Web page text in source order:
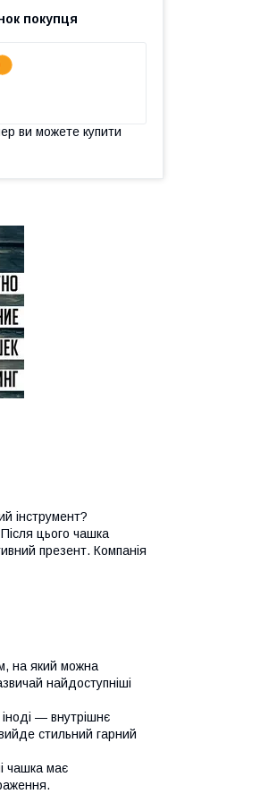
покупця
ви можете купити
інструмент?
Після цього чашка
презент. Компанія
на який можна
найдоступніші
— внутрішнє
стильний гарний
чашка має